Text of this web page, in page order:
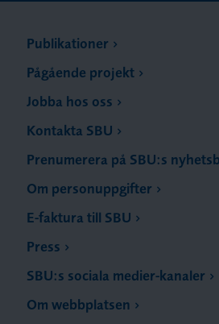
Publikationer
Pågående projekt
Jobba hos oss
Kontakta SBU
Prenumerera på SBU:s
Om personuppgifter
E-faktura till SBU
Press
SBU:s sociala medier-kanaler
Om webbplatsen